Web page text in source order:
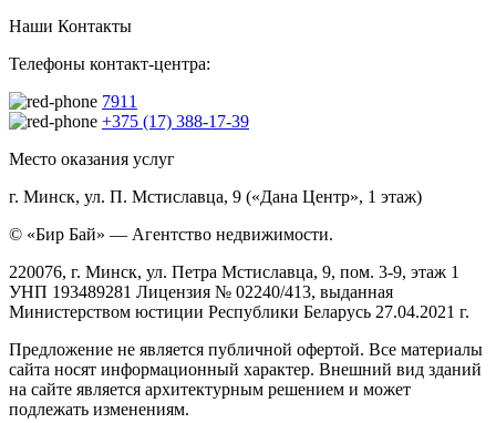
Наши Контакты
Телефоны контакт-центра:
7911
+375 (17) 388-17-39
Место оказания услуг
г. Минск, ул. П. Мстиславца, 9 («Дана Центр», 1 этаж)
© «Бир Бай» — Агентство недвижимости.
220076, г. Минск, ул. Петра Мстиславца, 9, пом. 3-9, этаж 1
УНП 193489281 Лицензия № 02240/413, выданная
Министерством юстиции Республики Беларусь 27.04.2021 г.
Предложение не является публичной офертой. Все материалы
сайта носят информационный характер. Внешний вид зданий
на сайте является архитектурным решением и может
подлежать изменениям.